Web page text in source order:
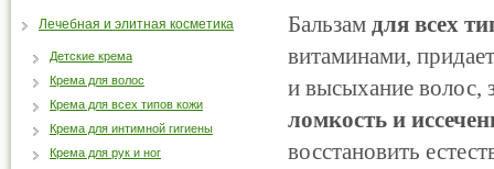
Бальзам для всех
витаминами,
и высыхание волос,
ломкость и
восстановить
Лечебная и элитная косметика
Детские крема
Крема для волос
Крема для всех типов кожи
Крема для интимной гигиены
Крема для рук и ног